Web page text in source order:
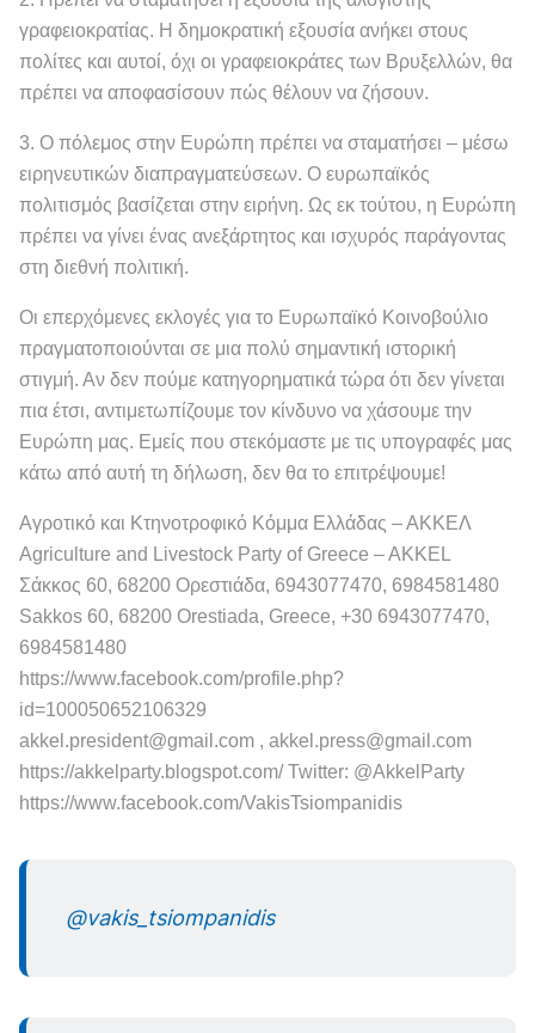
γραφειοκρατίας. Η δημοκρατική εξουσία ανήκει στους
πολίτες και αυτοί, όχι οι γραφειοκράτες των Βρυξελλών, θα
πρέπει να αποφασίσουν πώς θέλουν να ζήσουν.
3. Ο πόλεμος στην Ευρώπη πρέπει να σταματήσει – μέσω
ειρηνευτικών διαπραγματεύσεων. Ο ευρωπαϊκός
πολιτισμός βασίζεται στην ειρήνη. Ως εκ τούτου, η Ευρώπη
πρέπει να γίνει ένας ανεξάρτητος και ισχυρός παράγοντας
στη διεθνή πολιτική.
Οι επερχόμενες εκλογές για το Ευρωπαϊκό Κοινοβούλιο
πραγματοποιούνται σε μια πολύ σημαντική ιστορική
στιγμή. Αν δεν πούμε κατηγορηματικά τώρα ότι δεν γίνεται
πια έτσι, αντιμετωπίζουμε τον κίνδυνο να χάσουμε την
Ευρώπη μας. Εμείς που στεκόμαστε με τις υπογραφές μας
κάτω από αυτή τη δήλωση, δεν θα το επιτρέψουμε!
Αγροτικό και Κτηνοτροφικό Κόμμα Ελλάδας – ΑΚΚΕΛ
Agriculture and Livestock Party of Greece – AKKEL
Σάκκoς 60, 68200 Ορεστιάδα, 6943077470, 6984581480
Sakkos 60, 68200 Orestiada, Greece, +30 6943077470,
6984581480
https://www.facebook.com/profile.php?
id=100050652106329
akkel.president@gmail.com , akkel.press@gmail.com
https://akkelparty.blogspot.com/ Twitter: @AkkelParty
https://www.facebook.com/VakisTsiompanidis
@vakis_tsiompanidis